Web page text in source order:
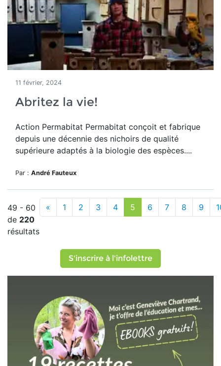
11 février, 2024
Abritez la vie!
Action Permabitat Permabitat conçoit et fabrique
depuis une décennie des nichoirs de qualité
supérieure adaptés à la biologie des espèces....
Par : André Fauteux
49 - 60
de 220
résultats
« 1 2 3 4 5 6 7 8 9
S'inscrire à l'infolettre